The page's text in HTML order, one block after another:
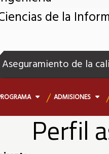
de la
Aseguramiento de la
ADMISIONES
Perfil